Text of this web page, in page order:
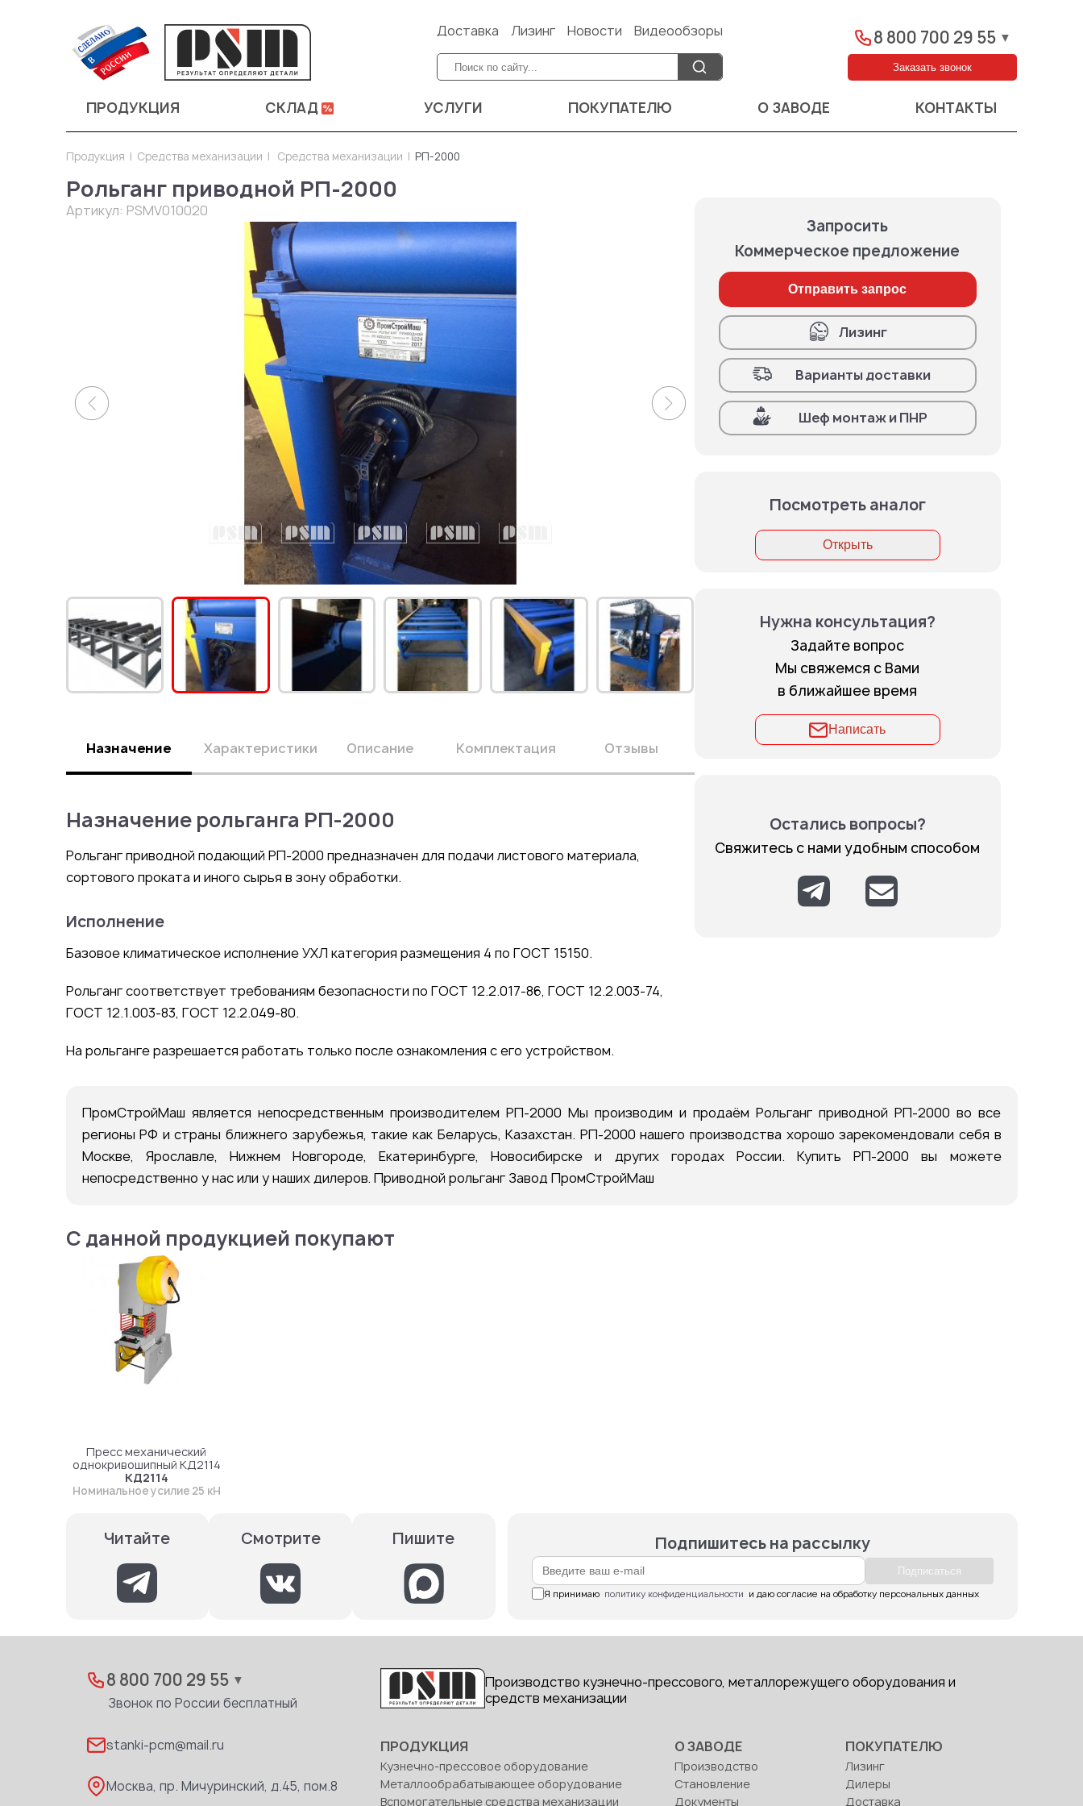
Доставка Лизинг Новости Видеообзоры 8 800 700 29 55 ▼
Заказать звонок
ПРОДУКЦИЯ СКЛАД УСЛУГИ ПОКУПАТЕЛЮ О ЗАВОДЕ КОНТАКТЫ
Продукция Средства механизации Средства механизации РП-2000
Рольганг приводной РП-2000
Артикул: PSMV010020
Назначение Характеристики Описание Комплектация Отзывы
Назначение рольганга РП-2000
Рольганг приводной подающий РП-2000 предназначен для подачи листового материала,
сортового проката и иного сырья в зону обработки.
Исполнение
Базовое климатическое исполнение УХЛ категория размещения 4 по ГОСТ 15150.
Рольганг соответствует требованиям безопасности по ГОСТ 12.2.017-86, ГОСТ 12.2.003-74,
ГОСТ 12.1.003-83, ГОСТ 12.2.049-80.
На рольганге разрешается работать только после ознакомления с его устройством.
Запросить
Коммерческое предложение
Отправить запрос
Лизинг
Варианты доставки
Шеф монтаж и ПНР
Посмотреть аналог
Открыть
Нужна консультация?
Задайте вопрос
Мы свяжемся с Вами
в ближайшее время
Написать
Остались вопросы?
Свяжитесь с нами удобным способом
ПромСтройМаш является непосредственным производителем РП-2000 Мы производим и продаём Рольганг приводной РП-2000 во все
регионы РФ и страны ближнего зарубежья, такие как Беларусь, Казахстан. РП-2000 нашего производства хорошо зарекомендовали себя в
Москве, Ярославле, Нижнем Новгороде, Екатеринбурге, Новосибирске и других городах России. Купить РП-2000 вы можете
непосредственно у нас или у наших дилеров. Приводной рольганг Завод ПромСтройМаш
С данной продукцией покупают
Пресс механический
однокривошипный КД2114
КД2114
Номинальное усилие 25 кН
Читайте Смотрите Пишите Подпишитесь на рассылку
Подпиcаться
Я принимаю политику конфиденциальности
  и даю согласие на обработку персональных данных
8 800 700 29 55 ▼
Звонок по России бесплатный
stanki-pcm@mail.ru
Москва, пр. Мичуринский, д.45, пом.8
Производство кузнечно-прессового, металлорежущего оборудования и
средств механизации
ПРОДУКЦИЯ
Кузнечно-прессовое оборудование
Металлообрабатывающее оборудование
Вспомогательные средства механизации
О ЗАВОДЕ
Производство
Становление
Документы
ПОКУПАТЕЛЮ
Лизинг
Дилеры
Доставка